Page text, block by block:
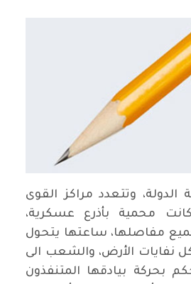
وتتعدد مراكز القوى
محمية بأذرع عسكرية،
مفاصلها، ساعتها يتحول
نفايات الأرض، والشعب الى
بحركة بيادقها المتنفذون